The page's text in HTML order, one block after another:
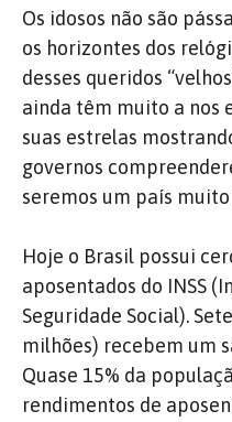
Os idosos não são
os horizontes dos
desses queridos
ainda têm muito a nos
suas estrelas
governos
seremos um país
Hoje o Brasil possui
aposentados do INSS
Seguridade Social).
milhões) recebem um
Quase 15% da
rendimentos de